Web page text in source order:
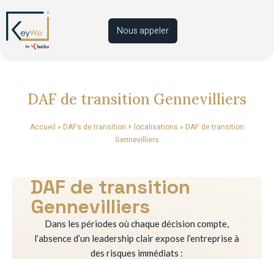
Nous appeler
DAF de transition Gennevilliers
Accueil » DAFs de transition + localisations » DAF de transition
Gennevilliers
DAF de transition
Gennevilliers
Dans les périodes où chaque décision compte,
l’absence d’un leadership clair expose l’entreprise à
des risques immédiats :